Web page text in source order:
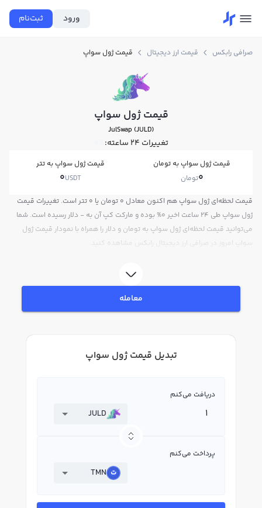
ورود ثبت‌نام
صرافی رابکس قیمت ارز دیجیتال قیمت ژول سواپ
قیمت ژول سواپ
JulSwap (JULD)
تغییرات ۲۴ ساعته: 0%
قیمت ژول سواپ به تومان
0تومان
قیمت ژول سواپ به تتر
0USDT
قیمت لحظه‌ای ژول سواپ هم اکنون معادل 0 تومان یا 0 تتر است. تغییرات قیمت
ژول سواپ طی 24 ساعت اخیر 0% بوده و مارکت کپ آن به - دلار رسیده است. شما
می‌توانید قیمت لحظه‌ای ژول سواپ به تومان و دلار را همراه با نمودار قیمت ژول
سواپ امروز در صرافی ارز دیجیتال رابکس مشاهده کنید.
معامله
تبدیل قیمت ژول سواپ
دریافت می‌کنم
JULD
پرداخت می‌کنم
TMN